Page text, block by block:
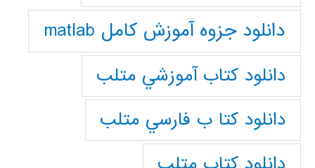
دانلود جزوه آموزش کامل matlab
دانلود كتاب آموزشي متلب
دانلود كتا ب فارسي متلب